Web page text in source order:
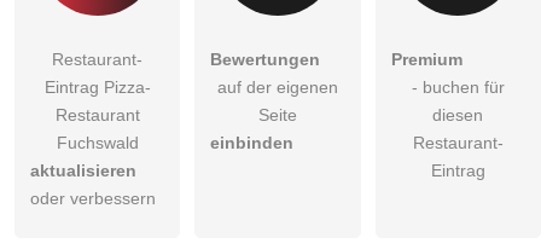
Restaurant-
Eintrag Pizza-
Restaurant
Fuchswald
aktualisieren
oder verbessern
Bewertungen
auf der eigenen
Seite
einbinden
Premium
- buchen für
diesen
Restaurant-
Eintrag